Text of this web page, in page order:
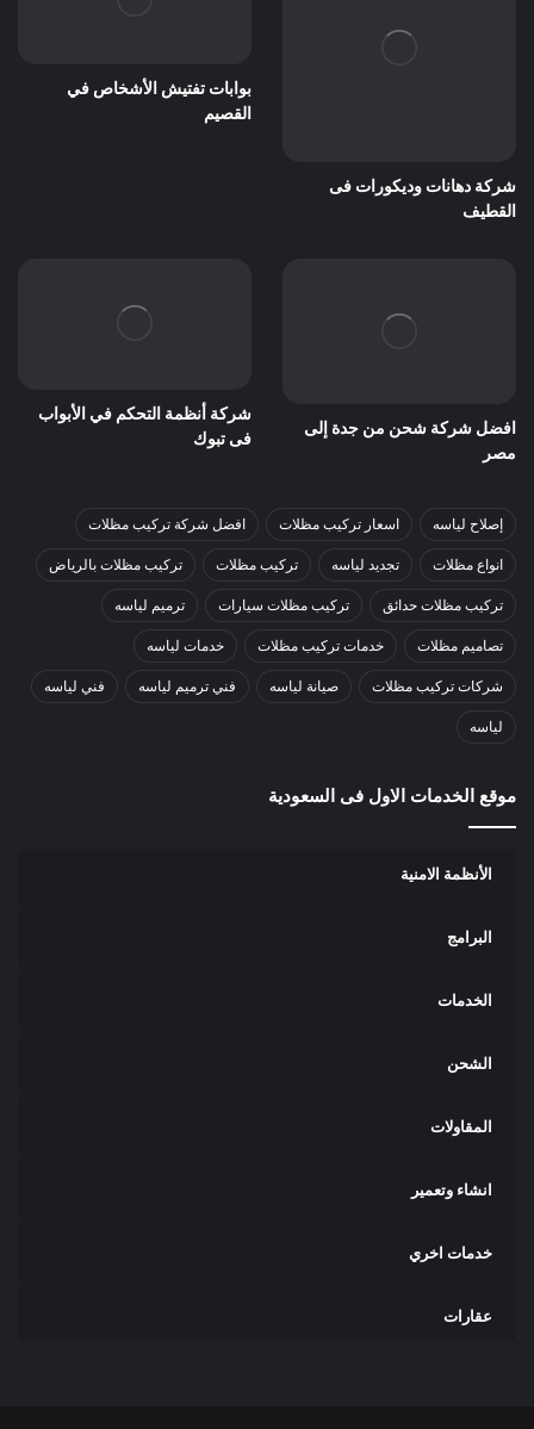
شركة دهانات وديكورات فى
القطيف
بوابات تفتيش الأشخاص في
القصيم
افضل شركة شحن من جدة إلى
مصر
شركة أنظمة التحكم في الأبواب
فى تبوك
إصلاح لياسه اسعار تركيب مظلات افضل شركة تركيب مظلات
انواع مظلات تجديد لياسه تركيب مظلات تركيب مظلات بالرياض
تركيب مظلات حدائق تركيب مظلات سيارات ترميم لياسه
تصاميم مظلات خدمات تركيب مظلات خدمات لياسه
شركات تركيب مظلات صيانة لياسه فني ترميم لياسه فني لياسه
لياسه
موقع الخدمات الاول فى السعودية
الأنظمة الامنية
البرامج
الخدمات
الشحن
المقاولات
انشاء وتعمير
خدمات اخري
عقارات